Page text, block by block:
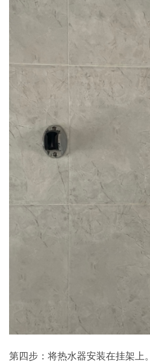
第四步：将热水器安装在挂架上。